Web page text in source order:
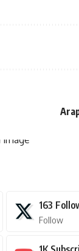
163
Follow